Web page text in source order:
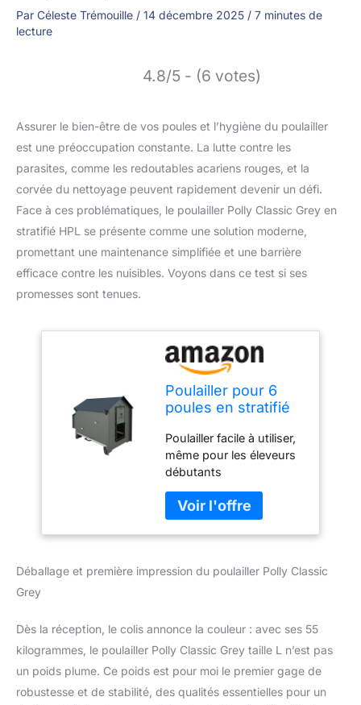
Par Céleste Trémouille / 14 décembre 2025 / 7 minutes de
lecture
4.8/5 - (6 votes)
Assurer le bien-être de vos poules et l’hygiène du poulailler
est une préoccupation constante. La lutte contre les
parasites, comme les redoutables acariens rouges, et la
corvée du nettoyage peuvent rapidement devenir un défi.
Face à ces problématiques, le poulailler Polly Classic Grey en
stratifié HPL se présente comme une solution moderne,
promettant une maintenance simplifiée et une barrière
efficace contre les nuisibles. Voyons dans ce test si ses
promesses sont tenues.
Poulailler pour 6
poules en stratifié
résistant aux vers
ronds, modèle
POLLY CLASSIC
GREY taille L avec
tiroir amovible, 2
couverts, 2 nids
Poulailler facile à utiliser,
même pour les éleveurs
débutants
Déballage et première impression du poulailler Polly Classic
Grey
Dès la réception, le colis annonce la couleur : avec ses 55
kilogrammes, le poulailler Polly Classic Grey taille L n’est pas
un poids plume. Ce poids est pour moi le premier gage de
robustesse et de stabilité, des qualités essentielles pour un